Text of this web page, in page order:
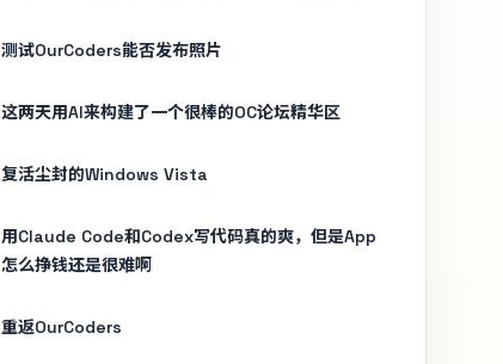
测试OurCoders能否发布照片
这两天用AI来构建了一个很棒的OC论坛精华区
复活尘封的Windows Vista
用Claude Code和Codex写代码真的爽，但是App
怎么挣钱还是很难啊
重返OurCoders